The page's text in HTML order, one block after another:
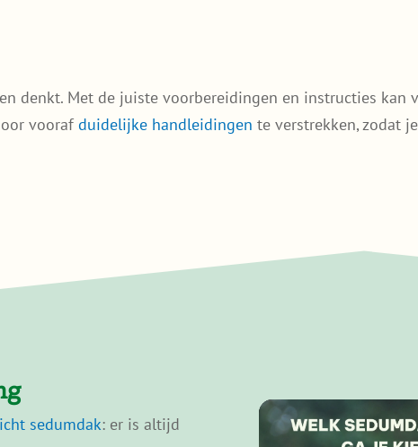
denkt. Met de juiste voorbereidingen en instructies kan
voorafduidelijke handleidingen te verstrekken, zodat
sedumdak: er is altijd